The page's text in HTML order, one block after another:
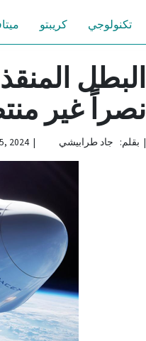
تكنولوجي كريبتو
البطل
نصراً غير
| بقلم: جاد طرابيشي | Aug. 25, 2024